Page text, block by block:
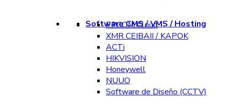
Software CMS / VMS / Hosting
EPCOM Cloud
XMR CEIBAII / KAPOK
ACTi
HIKVISION
Honeywell
NUUO
Software de Diseño (CCTV)